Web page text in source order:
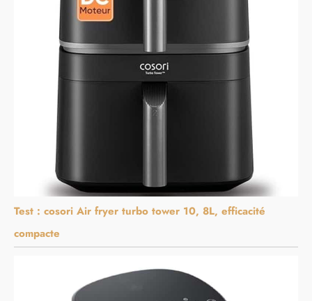
Test : cosori Air fryer turbo tower 10, 8L, efficacité
compacte